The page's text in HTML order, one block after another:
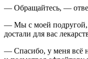
— Обращайтесь, —
— Мы с моей подругой,
достали для вас
— Спасибо, у меня всё